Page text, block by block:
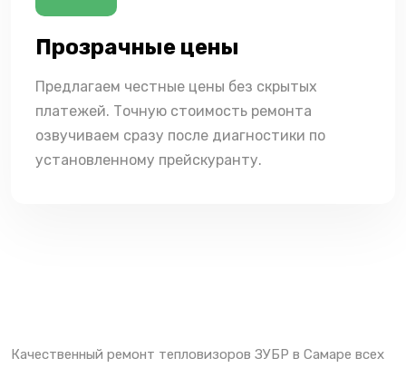
Прозрачные цены
Предлагаем честные цены без скрытых
платежей. Точную стоимость ремонта
озвучиваем сразу после диагностики по
установленному прейскуранту.
Качественный ремонт тепловизоров ЗУБР в Самаре всех